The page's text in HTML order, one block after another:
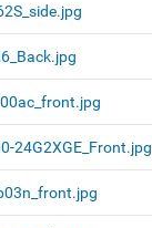
24G2XGE_Front.jpg